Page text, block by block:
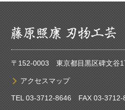
〒152-0003 東京都目黒区碑文谷1
アクセスマップ
TEL03-3712-8646FAX 03-3712-